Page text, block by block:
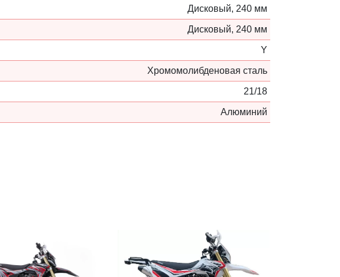
Дисковый, 240 мм
Дисковый, 240 мм
Y
Хромомолибденовая сталь
21/18
Алюминий